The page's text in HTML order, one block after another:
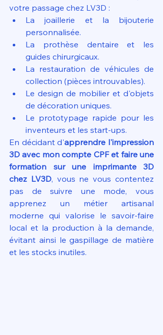
votre passage chez LV3D :
La joaillerie et la bijouterie
personnalisée.
La prothèse dentaire et les
guides chirurgicaux.
La restauration de véhicules de
collection (pièces introuvables).
Le design de mobilier et d'objets
de décoration uniques.
Le prototypage rapide pour les
inventeurs et les start-ups.
En décidant d'apprendre l'impression
3D avec mon compte CPF et faire une
formation sur une imprimante 3D
chez LV3D, vous ne vous contentez
pas de suivre une mode, vous
apprenez un métier artisanal
moderne qui valorise le savoir-faire
local et la production à la demande,
évitant ainsi le gaspillage de matière
et les stocks inutiles.